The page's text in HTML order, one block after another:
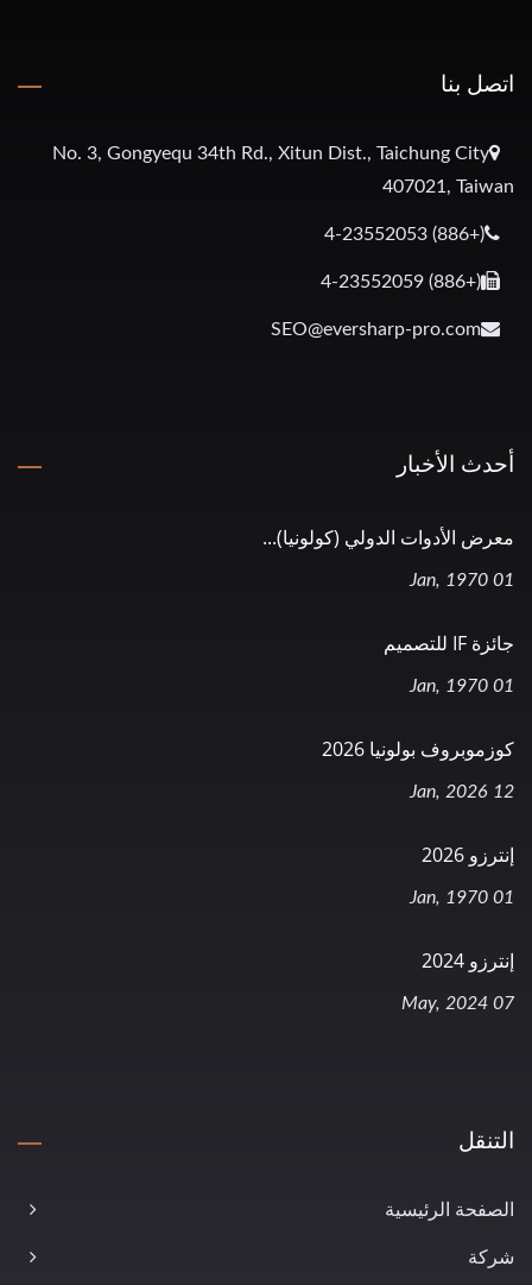
اتصل بنا
No. 3, Gongyequ 34th Rd., Xitun Dist., Taichung City
407021, Taiwan
(+886) 4-23552053
(+886) 4-23552059
SEO@eversharp-pro.com
أحدث الأخبار
معرض الأدوات الدولي (كولونيا)...
01 Jan, 1970
جائزة IF للتصميم
01 Jan, 1970
كوزموبروف بولونيا 2026
12 Jan, 2026
إنترزو 2026
01 Jan, 1970
إنترزو 2024
07 May, 2024
التنقل
الصفحة الرئيسية
شركة